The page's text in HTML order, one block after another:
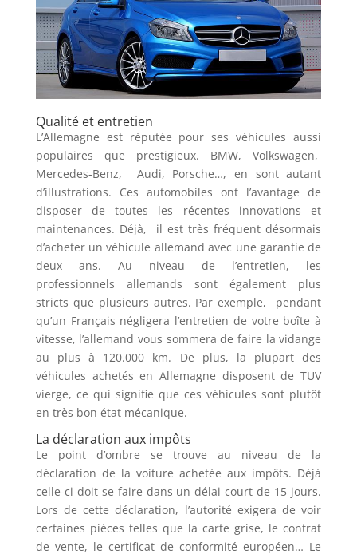
Qualité et entretien
L’Allemagne est réputée pour ses véhicules aussi
populaires que prestigieux. BMW, Volkswagen,
Mercedes-Benz, Audi, Porsche…, en sont autant
d’illustrations. Ces automobiles ont l’avantage de
disposer de toutes les récentes innovations et
maintenances. Déjà, il est très fréquent désormais
d’acheter un véhicule allemand avec une garantie de
deux ans. Au niveau de l’entretien, les
professionnels allemands sont également plus
stricts que plusieurs autres. Par exemple, pendant
qu’un Français négligera l’entretien de votre boîte à
vitesse, l’allemand vous sommera de faire la vidange
au plus à 120.000 km. De plus, la plupart des
véhicules achetés en Allemagne disposent de TUV
vierge, ce qui signifie que ces véhicules sont plutôt
en très bon état mécanique.
La déclaration aux impôts
Le point d’ombre se trouve au niveau de la
déclaration de la voiture achetée aux impôts. Déjà
celle-ci doit se faire dans un délai court de 15 jours.
Lors de cette déclaration, l’autorité exigera de voir
certaines pièces telles que la carte grise, le contrat
de vente, le certificat de conformité européen… Le